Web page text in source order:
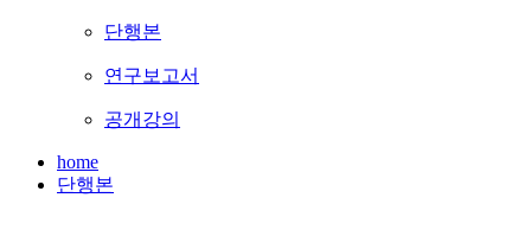
단행본
연구보고서
공개강의
home
단행본